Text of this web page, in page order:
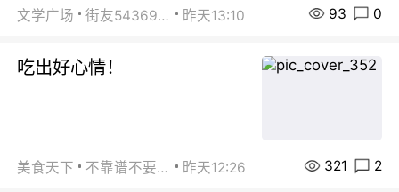
文学广场 街友54369822 昨天13:10 93 0
吃出好心情！
美食天下 不靠谱不要联系 昨天12:26 321 2